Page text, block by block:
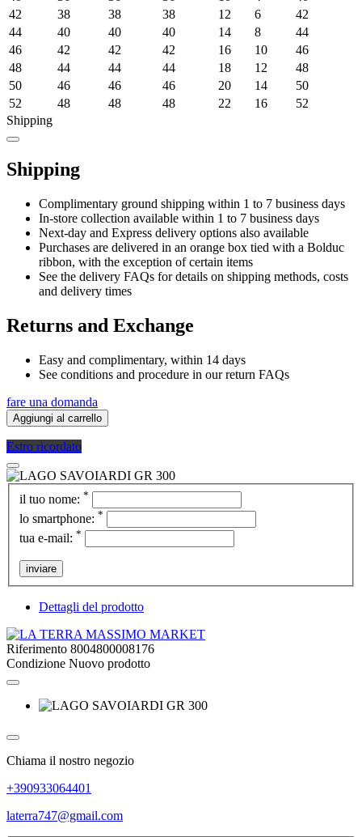
42
38 38 38 12 6
42
44
40 40 40 14 8
44
46
42 42 42 16 10
46
48
44 44 44 18 12
48
50
46 46 46 20 14
50
52
48 48 48 22 16
52
Shipping
Shipping
Complimentary ground shipping within 1 to 7 business days
In-store collection available within 1 to 7 business days
Next-day and Express delivery options also available
Purchases are delivered in an orange box tied with a Bolduc
ribbon, with the exception of certain items
See the delivery FAQs for details on shipping methods, costs
and delivery times
Returns and Exchange
Easy and complimentary, within 14 days
See conditions and procedure in our return FAQs
fare una domanda
Aggiungi al carrello
Estro ricordato
il tuo nome: *
lo smartphone: *
tua e-mail: *
inviare
Dettagli del prodotto
Riferimento 8004800008176
Condizione Nuovo prodotto
Chiama il nostro negozio
+390933064401
laterra747@gmail.com